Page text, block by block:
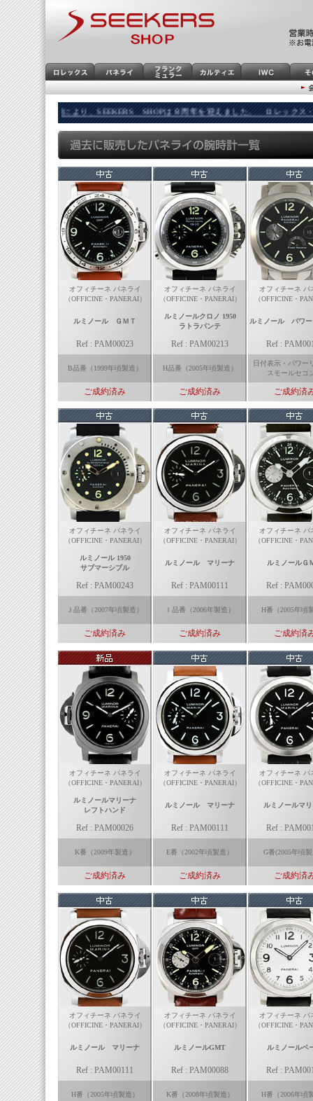
愛顧により、SEEKERS SHOPは８周年を迎えました。 ロレックス・IWC
オフィチーネ パネライ
（OFFICINE・PANERAI）
ルミノール ＧＭＴ
Ref : PAM00023
B品番（1999年頃製造）
ご成約済み
オフィチーネ パネライ
（OFFICINE・PANERAI）
ルミノールクロノ 1950
ラトラパンテ
Ref : PAM00213
H品番（2005年頃製造）
ご成約済み
オフィチーネ パ
（OFFICINE・
ルミノール パワー
Ref :
日付表示・パワー
スモールセコ
ご成約済
オフィチーネ パネライ
（OFFICINE・PANERAI）
ルミノール 1950
サブマーシブル
Ref : PAM00243
Ｊ品番（2007年頃製造）
ご成約済み
オフィチーネ パネライ
（OFFICINE・PANERAI）
ルミノール マリーナ
Ref : PAM00111
Ｉ品番（2006年製造）
ご成約済み
オフィチーネ パ
（OFFICINE・
ルミノールＧ
Ref :
H番（2005年頃
ご成約済
オフィチーネ パネライ
（OFFICINE・PANERAI）
ルミノールマリーナ
レフトハンド
Ref : PAM00026
K番（2009年製造）
ご成約済み
オフィチーネ パネライ
（OFFICINE・PANERAI）
ルミノール マリーナ
Ref : PAM00111
E番（2002年頃製造）
ご成約済み
オフィチーネ パ
（OFFICINE・
ルミノールマ
Ref :
G番(2005年頃
ご成約済
オフィチーネ パネライ
（OFFICINE・PANERAI）
ルミノール マリーナ
Ref : PAM00111
H番（2005年頃製造）
オフィチーネ パネライ
（OFFICINE・PANERAI）
ルミノールGMT
Ref : PAM00088
K番（2008年頃製造）
オフィチーネ パ
（OFFICINE・
ルミノールベ
Ref :
H番（2006年頃